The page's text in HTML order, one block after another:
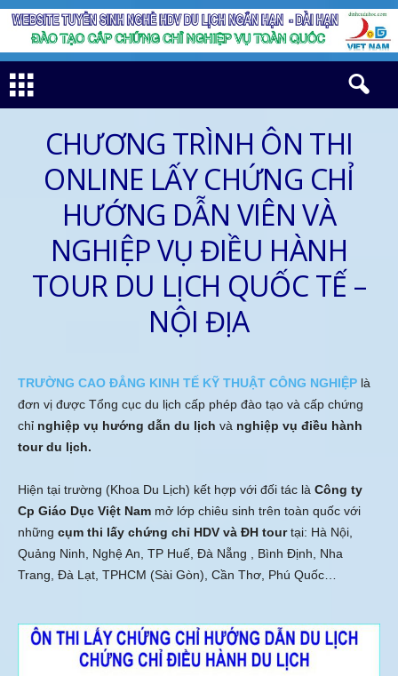
CHƯƠNG TRÌNH ÔN THI
ONLINE LẤY CHỨNG CHỈ
HƯỚNG DẪN VIÊN VÀ
NGHIỆP VỤ ĐIỀU HÀNH
TOUR DU LỊCH QUỐC TẾ –
NỘI ĐỊA
TRƯỜNG CAO ĐẲNG KINH TẾ KỸ THUẬT CÔNG NGHIỆP là
đơn vị được Tổng cục du lịch cấp phép đào tạo và cấp chứng
chỉ nghiệp vụ hướng dẫn du lịch và nghiệp vụ điều hành
tour du lịch.
Hiện tại trường (Khoa Du Lịch) kết hợp với đối tác là Công ty
Cp Giáo Dục Việt Nam mở lớp chiêu sinh trên toàn quốc với
những cụm thi lấy chứng chỉ HDV và ĐH tourtại: Hà Nội,
Quảng Ninh, Nghệ An, TP Huế, Đà Nẵng , Bình Định, Nha
Trang, Đà Lạt, TPHCM (Sài Gòn), Cần Thơ, Phú Quốc…